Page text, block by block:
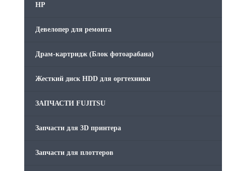
HP
Девелопер для ремонта
Драм-картридж (Блок фотоарабана)
Жесткий диск HDD для оргтехники
ЗАПЧАСТИ FUJITSU
Запчасти для 3D принтера
Запчасти для плоттеров